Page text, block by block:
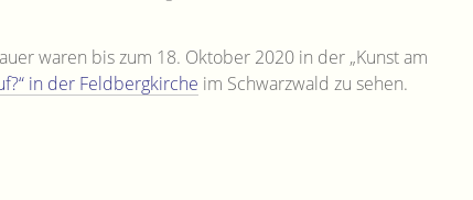
waren bis zum 18. Oktober 2020 in der „Kunst am
in der Feldbergkirche im Schwarzwald zu sehen.